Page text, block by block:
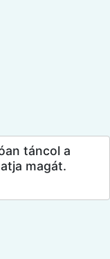
táncol a
magát.